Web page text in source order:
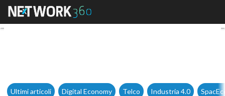
Diritto d’autore: nasce
Ultimi articoli Digital Economy Telco Industria 4.0